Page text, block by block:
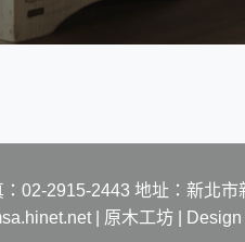
02-2915-2443 地址：新北
| 原木工坊 | Design